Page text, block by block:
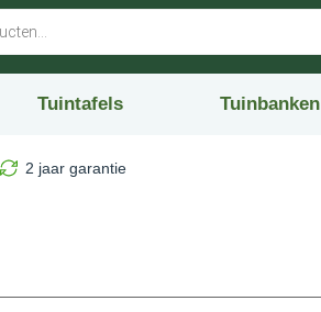
Tuintafels Tuinbanken
2 jaar garantie